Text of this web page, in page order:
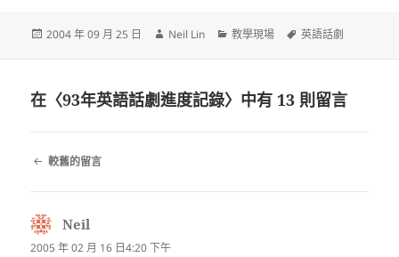
發
2004 年 09 月 25 日
作
Neil Lin
分
教學現場
標
英語話劇
在〈93年英語話劇進度記錄〉中有 13 則留言
留 較舊的留言
Neil
示:
2005 年 02 月 16 日4:20 下午